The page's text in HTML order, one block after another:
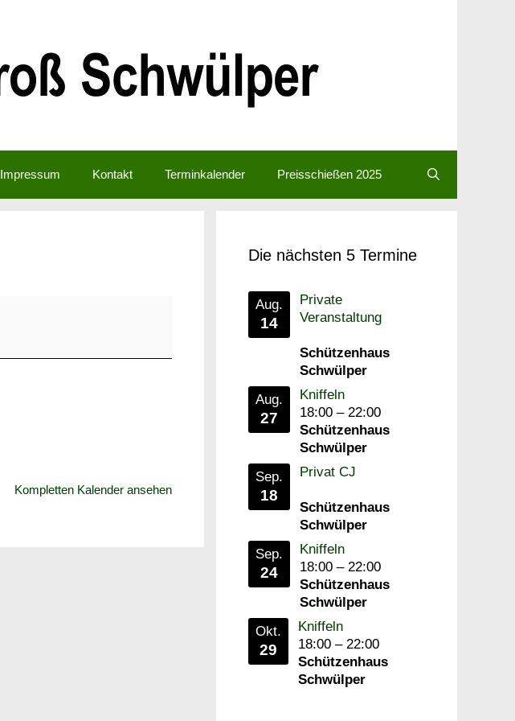
Impressum Kontakt Terminkalender Preisschießen 2025
Kompletten Kalender ansehen
Die nächsten 5 Termine
Aug.
14
Private
Veranstaltung
Schützenhaus
Schwülper
Aug.
27
Kniffeln
18:00 – 22:00
Schützenhaus
Schwülper
Sep.
18
Privat CJ
Schützenhaus
Schwülper
Sep.
24
Kniffeln
18:00 – 22:00
Schützenhaus
Schwülper
Okt.
29
Kniffeln
18:00 – 22:00
Schützenhaus
Schwülper